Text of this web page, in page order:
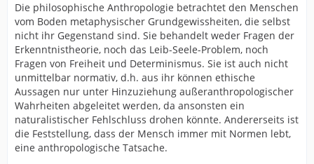
Die philosophische Anthropologie betrachtet den Menschen
vom Boden metaphysischer Grundgewissheiten, die selbst
nicht ihr Gegenstand sind. Sie behandelt weder Fragen der
Erkenntnistheorie, noch das Leib-Seele-Problem, noch
Fragen von Freiheit und Determinismus. Sie ist auch nicht
unmittelbar normativ, d.h. aus ihr können ethische
Aussagen nur unter Hinzuziehung außeranthropologischer
Wahrheiten abgeleitet werden, da ansonsten ein
naturalistischer Fehlschluss drohen könnte. Andererseits ist
die Feststellung, dass der Mensch immer mit Normen lebt,
eine anthropologische Tatsache.